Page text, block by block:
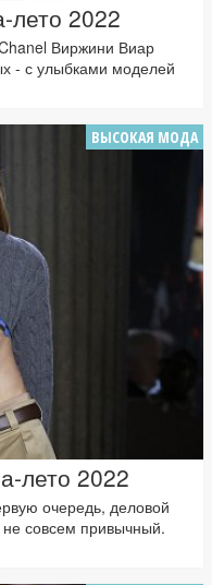
лето 2022
Виржини Виар
- с улыбками моделей
ВЫСОКАЯ МОДА
лето 2022
очередь, деловой
совсем привычный.